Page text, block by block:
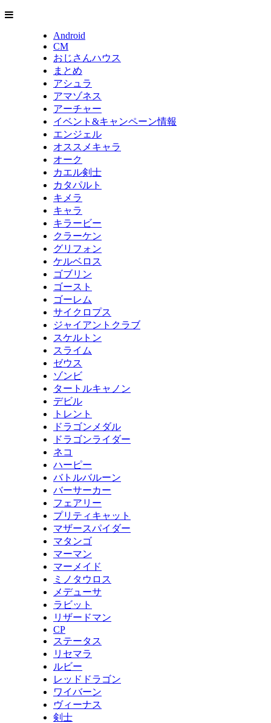
Android
CM
おじさんハウス
まとめ
アシュラ
アマゾネス
アーチャー
イベント&キャンペーン情報
エンジェル
オススメキャラ
オーク
カエル剣士
カタパルト
キメラ
キャラ
キラービー
クラーケン
グリフォン
ケルベロス
ゴブリン
ゴースト
ゴーレム
サイクロプス
ジャイアントクラブ
スケルトン
スライム
ゼウス
ゾンビ
タートルキャノン
デビル
トレント
ドラゴンメダル
ドラゴンライダー
ネコ
ハーピー
バトルバルーン
バーサーカー
フェアリー
プリティキャット
マザースパイダー
マタンゴ
マーマン
マーメイド
ミノタウロス
メデューサ
ラビット
リザードマン
CP
ステータス
リセマラ
ルビー
レッドドラゴン
ワイバーン
ヴィーナス
剣士